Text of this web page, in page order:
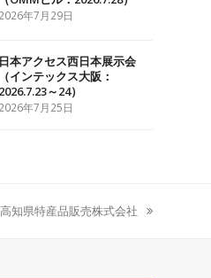
2026年7月29日
日本アクセス西日本展示会
（インテックス大阪：
2026.7.23～24）
2026年7月25日
next
高知県特産品販売株式会社